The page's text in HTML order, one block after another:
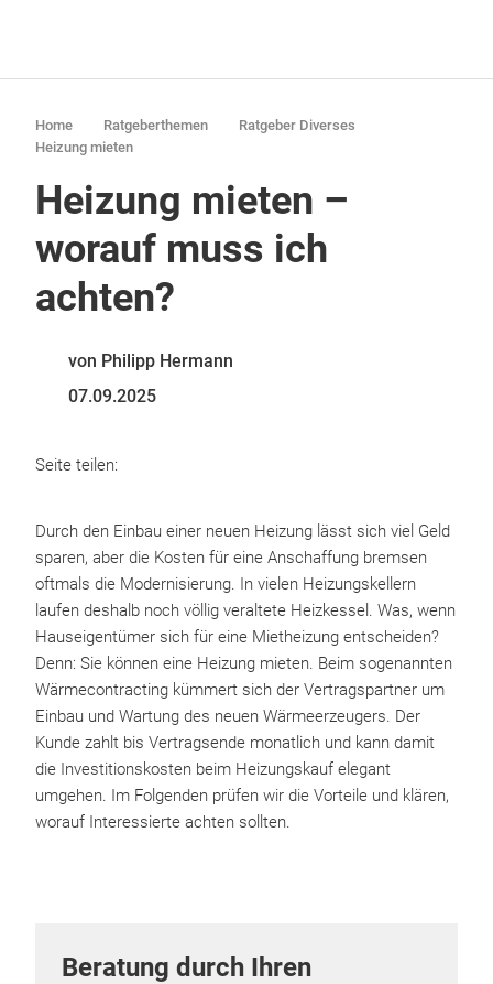
Home Ratgeberthemen
Ratgeber Diverses
Heizung mieten
Heizung mieten –
worauf muss ich
achten?
von Philipp Hermann
07.09.2025
Seite teilen:
Durch den Einbau einer neuen Heizung lässt sich viel Geld
sparen, aber die Kosten für eine Anschaffung bremsen
oftmals die Modernisierung. In vielen Heizungskellern
laufen deshalb noch völlig veraltete Heizkessel. Was, wenn
Hauseigentümer sich für eine Mietheizung entscheiden?
Denn: Sie können eine Heizung mieten. Beim sogenannten
Wärmecontracting kümmert sich der Vertragspartner um
Einbau und Wartung des neuen Wärmeerzeugers. Der
Kunde zahlt bis Vertragsende monatlich und kann damit
die Investitionskosten beim Heizungskauf elegant
umgehen. Im Folgenden prüfen wir die Vorteile und klären,
worauf Interessierte achten sollten.
Beratung durch Ihren